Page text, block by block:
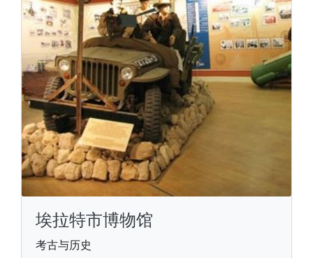
埃拉特市博物馆
考古与历史